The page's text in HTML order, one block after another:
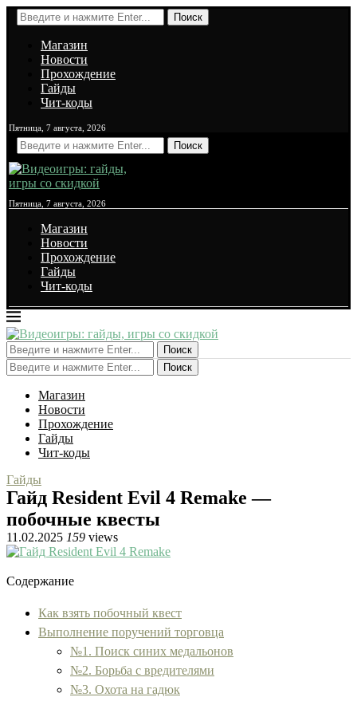
Поиск
Магазин
Новости
Прохождение
Гайды
Чит-коды
Пятница, 7 августа, 2026
Поиск
Пятница, 7 августа, 2026
Магазин
Новости
Прохождение
Гайды
Чит-коды
Поиск
Поиск
Магазин
Новости
Прохождение
Гайды
Чит-коды
Гайды
Гайд Resident Evil 4 Remake —
побочные квесты
11.02.2025 159 views
Содержание
Как взять побочный квест
Выполнение поручений торговца
№1. Поиск синих медальонов
№2. Борьба с вредителями
№3. Охота на гадюк